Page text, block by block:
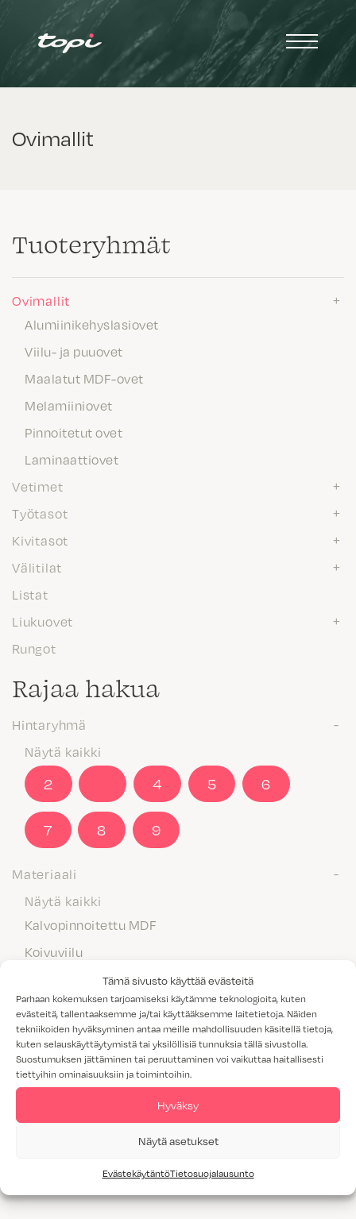
Tämä sivusto käyttää evästeitä
Parhaan kokemuksen tarjoamiseksi käytämme teknologioita, kuten
evästeitä, tallentaaksemme ja/tai käyttääksemme laitetietoja. Näiden
tekniikoiden hyväksyminen antaa meille mahdollisuuden käsitellä tietoja,
kuten selauskäyttäytymistä tai yksilöllisiä tunnuksia tällä sivustolla.
Suostumuksen jättäminen tai peruuttaminen voi vaikuttaa haitallisesti
tiettyihin ominaisuuksiin ja toimintoihin.
Hyväksy
Näytä asetukset
EvästekäytäntöTietosuojalausunto
Ovimallit
Tuote­ryhmät
Ovimallit
Alumiinikehyslasiovet
Viilu- ja puuovet
Maalatut MDF-ovet
Melamiiniovet
Pinnoitetut ovet
Laminaattiovet
Vetimet
Työtasot
Kivitasot
Välitilat
Listat
Liukuovet
Rungot
Rajaa hakua
Hintaryhmä
Näytä kaikki
2 4 5 6
7 8 9
Materiaali
Näytä kaikki
Kalvopinnoitettu MDF
Koivuviilu
Maalattu MDF
Massiivipuu
Melamiini
Tammiviilu